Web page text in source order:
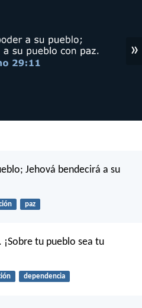
»
Jehová bendecirá a su
paz
¡Sobre tu pueblo sea tu
dependencia